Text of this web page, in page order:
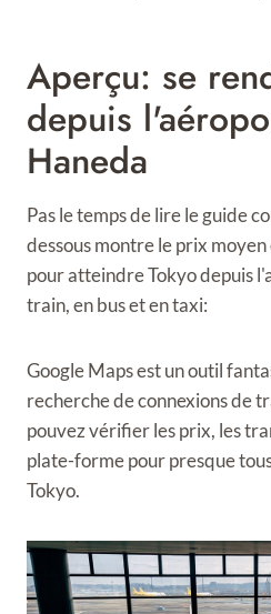
Aperçu: se
depuis
Haneda
Pas le temps de lire le guide
dessous montre le prix
pour atteindre Tokyo depuis
train, en bus et en taxi:
Google Maps est un outil
recherche de connexions de
pouvez vérifier les prix, les
plate-forme pour presque
Tokyo.